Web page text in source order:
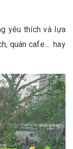
yêu thích và lựa
quán cafe.... hay